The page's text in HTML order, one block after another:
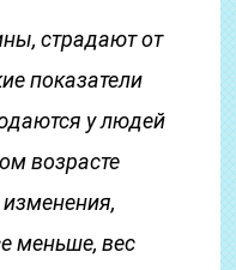
страдают от
показатели
у людей
возрасте
меньше, вес